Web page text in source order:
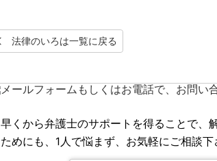
法律のいろは一覧に戻る
早くから弁護士のサポートを得ることで、
ためにも、1人で悩まず、お気軽にご相談